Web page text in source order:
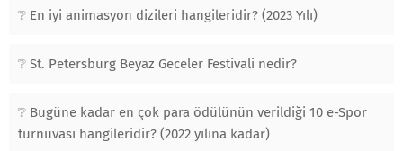
En iyi animasyon dizileri hangileridir? (2023 Yılı)
St. Petersburg Beyaz Geceler Festivali nedir?
Bugüne kadar en çok para ödülünün verildiği 10 e-Spor
turnuvası hangileridir? (2022 yılına kadar)